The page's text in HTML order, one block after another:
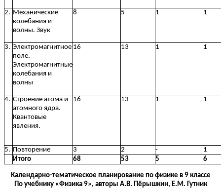
2. Механические
колебания и
волны. Звук
8 5 1 1
3. Электромагнитное
поле.
Электромагнитные
колебания и
волны
16 13 1 1
4. Строение атома и
атомного ядра.
Квантовые
явления.
16 13 1 1
5. Повторение 3 2 -
1
Итого
68 53 5 6
Календарно-тематическое планирование по физике в 9 классе
По учебнику «Физика 9», авторы А.В. Пёрышкин, Е.М. Гутник